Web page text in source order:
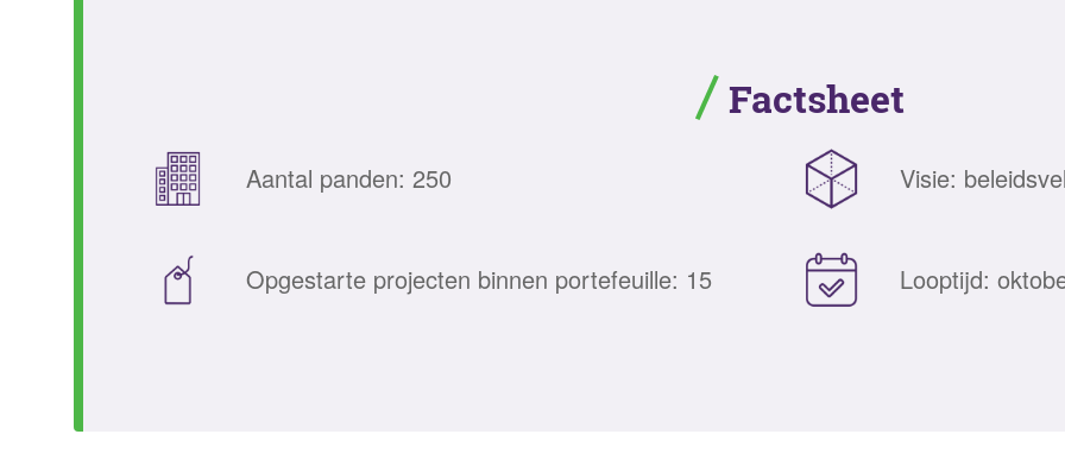
Factsheet
Aantal panden: 250 Visie:
Opgestarte projecten binnen portefeuille: 15 Looptijd: